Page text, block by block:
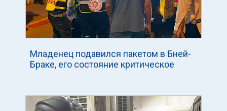
Младенец подавился пакетом в Бней-
Браке, его состояние критическое